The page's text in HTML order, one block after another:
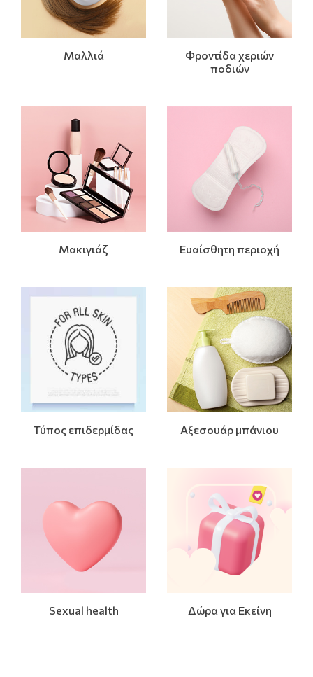
Μαλλιά
Φροντίδα χεριών
ποδιών
Μακιγιάζ Ευαίσθητη περιοχή
Τύπος επιδερμίδας Αξεσουάρ μπάνιου
Sexual health Δώρα για Εκείνη